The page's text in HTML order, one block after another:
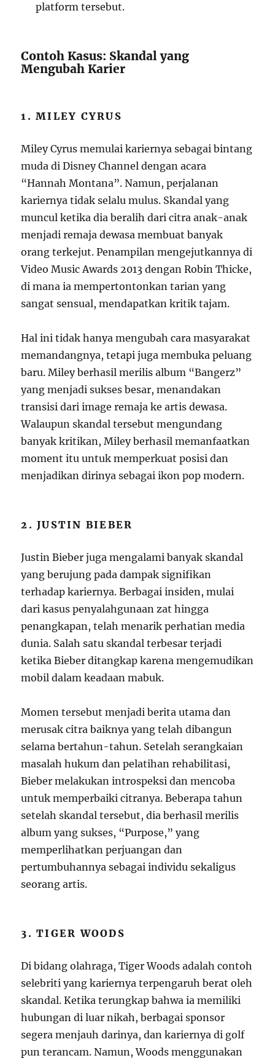
platform tersebut.
Contoh Kasus: Skandal yang
Mengubah Karier
1. MILEY CYRUS
Miley Cyrus memulai kariernya sebagai bintang
muda di Disney Channel dengan acara
“Hannah Montana”. Namun, perjalanan
kariernya tidak selalu mulus. Skandal yang
muncul ketika dia beralih dari citra anak-anak
menjadi remaja dewasa membuat banyak
orang terkejut. Penampilan mengejutkannya di
Video Music Awards 2013 dengan Robin Thicke,
di mana ia mempertontonkan tarian yang
sangat sensual, mendapatkan kritik tajam.
Hal ini tidak hanya mengubah cara masyarakat
memandangnya, tetapi juga membuka peluang
baru. Miley berhasil merilis album “Bangerz”
yang menjadi sukses besar, menandakan
transisi dari image remaja ke artis dewasa.
Walaupun skandal tersebut mengundang
banyak kritikan, Miley berhasil memanfaatkan
moment itu untuk memperkuat posisi dan
menjadikan dirinya sebagai ikon pop modern.
2. JUSTIN BIEBER
Justin Bieber juga mengalami banyak skandal
yang berujung pada dampak signifikan
terhadap kariernya. Berbagai insiden, mulai
dari kasus penyalahgunaan zat hingga
penangkapan, telah menarik perhatian media
dunia. Salah satu skandal terbesar terjadi
ketika Bieber ditangkap karena mengemudikan
mobil dalam keadaan mabuk.
Momen tersebut menjadi berita utama dan
merusak citra baiknya yang telah dibangun
selama bertahun-tahun. Setelah serangkaian
masalah hukum dan pelatihan rehabilitasi,
Bieber melakukan introspeksi dan mencoba
untuk memperbaiki citranya. Beberapa tahun
setelah skandal tersebut, dia berhasil merilis
album yang sukses, “Purpose,” yang
memperlihatkan perjuangan dan
pertumbuhannya sebagai individu sekaligus
seorang artis.
3. TIGER WOODS
Di bidang olahraga, Tiger Woods adalah contoh
selebriti yang kariernya terpengaruh berat oleh
skandal. Ketika terungkap bahwa ia memiliki
hubungan di luar nikah, berbagai sponsor
segera menjauh darinya, dan kariernya di golf
pun terancam. Namun, Woods menggunakan